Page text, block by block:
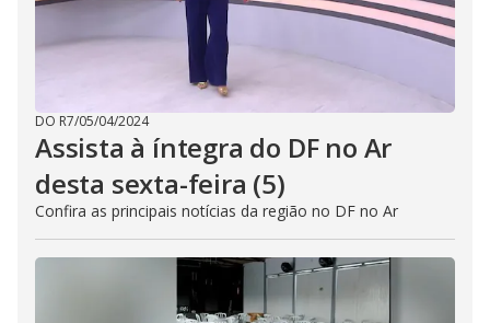
DO R7/05/04/2024
Assista à íntegra do DF no Ar
desta sexta-feira (5)
Confira as principais notícias da região no DF no Ar